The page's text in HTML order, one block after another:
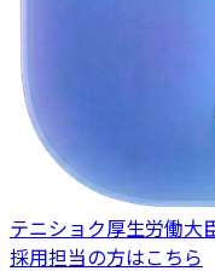
テニショク厚生労働大
採用担当の方はこちら